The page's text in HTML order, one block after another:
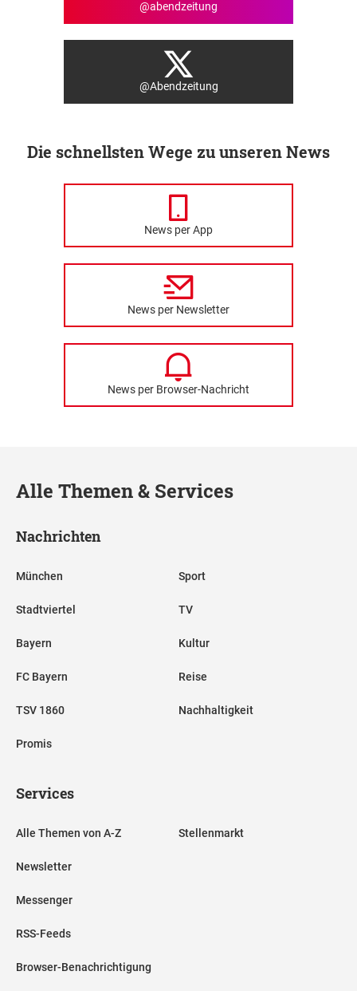
@abendzeitung
@Abendzeitung
Die schnellsten Wege zu unseren News
News per App
News per Newsletter
News per Browser-Nachricht
Alle Themen & Services
Nachrichten
München
Stadtviertel
Bayern
FC Bayern
TSV 1860
Promis
Sport
TV
Kultur
Reise
Nachhaltigkeit
Services
Alle Themen von A-Z
Newsletter
Messenger
RSS-Feeds
Browser-Benachrichtigung
Stellenmarkt